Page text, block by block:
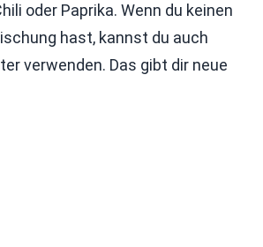
oder Paprika. Wenn du keinen
hast, kannst du auch
verwenden. Das gibt dir neue